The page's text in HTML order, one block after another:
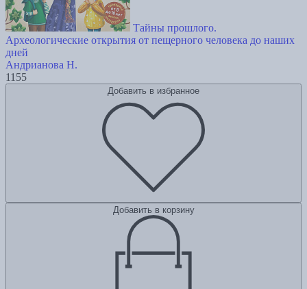
Тайны прошлого.
Археологические открытия от пещерного человека до наших
дней
Андрианова Н.
1155
Добавить в избранное
Добавить в корзину